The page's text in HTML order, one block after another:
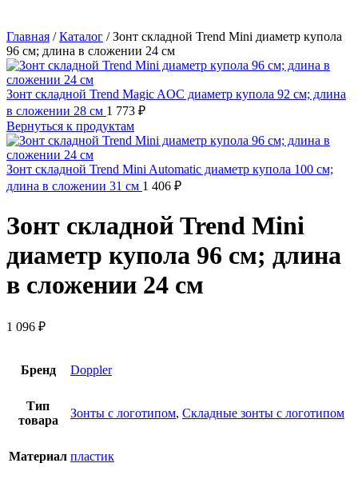
Главная /Каталог /Зонт складной Trend Mini диаметр купола
96 см; длина в сложении 24 см
Зонт складной Trend Magic AOC диаметр купола 92 см; длина
в сложении 28 см 1 773 ₽
Вернуться к продуктам
Зонт складной Trend Mini Automatic диаметр купола 100 см;
длина в сложении 31 см 1 406 ₽
Зонт складной Trend Mini
диаметр купола 96 см; длина
в сложении 24 см
1 096 ₽
Бренд Doppler
Тип
товара
Зонты с логотипом, Складные зонты с логотипом
Материал пластик